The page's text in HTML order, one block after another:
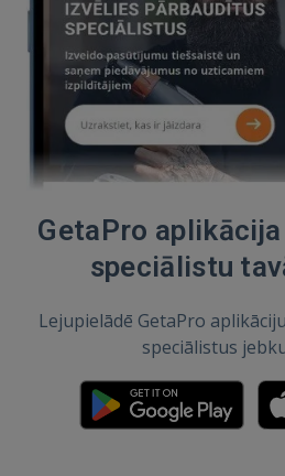
GetaPro
speciālistu
Lejupielādē GetaPro
speciālistus